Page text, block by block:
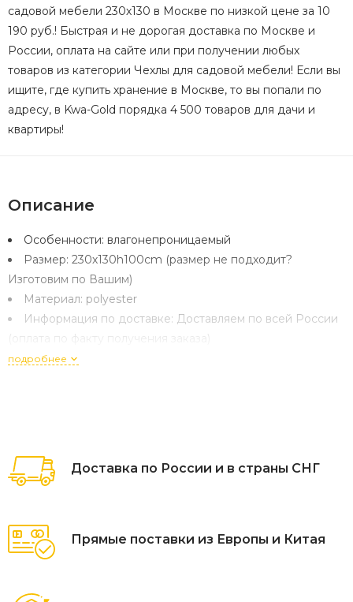
садовой мебели 230х130 в Москве по низкой цене за 10
190 руб.! Быстрая и не дорогая доставка по Москве и
России, оплата на сайте или при получении любых
товаров из категории Чехлы для садовой мебели! Если вы
ищите, где купить хранение в Москве, то вы попали по
адресу, в Kwa-Gold порядка 4 500 товаров для дачи и
квартиры!
Описание
Особенности: влагонепроницаемый
Размер: 230х130h100cm (размер не подходит?
Изготовим по Вашим)
Материал: polyester
Информация по доставке: Доставляем по всей России
(оплата по факту получения заказа)
подробнее
Доставка по России и в страны СНГ
Прямые поставки из Европы и Китая